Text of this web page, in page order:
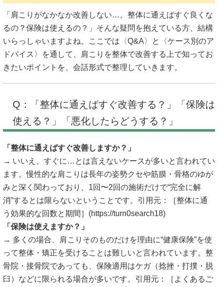
「肩こりがなかなか改善しない…。整体に通えばすぐ良くな
るの？保険は使えるの？」そんな疑問を抱えている方、結構
いらっしゃいますよね。ここでは〈Q&A〉と〈ケース別のア
ドバイス〉を通して、肩こりを整体で改善する上で知ってお
きたいポイントを、会話形式で整理していきます。
Q：「整体に通えばすぐ改善する？」「保険は
使える？」「悪化したらどうする？」
「整体に通えばすぐ改善しますか？」
→ いいえ、すぐに…とは言えないケースが多いと言われてい
ます。慢性的な肩こりは長年の姿勢クセや筋膜・骨格のゆが
みと深く関わっており、1回〜2回の施術だけで“完全に解
消”するとは限らないということです。引用元：［整体に通
う効果的な回数と期間］(https://turn0search18)
「保険は使えますか？」
→ 多くの場合、肩こりそのものだけを理由に“健康保険”を使
って整体・矯正を受けることは難しいと言われています。整
骨院・接骨院であっても、保険適用はケガ（捻挫・打撲・脱
臼）などに限られる場合が多いです。引用元：［よくあるご